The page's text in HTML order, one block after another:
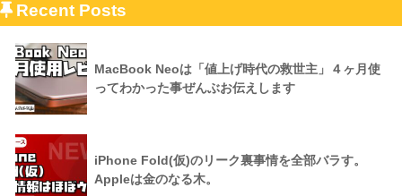
Recent Posts
MacBook Neoは「値上げ時代の救世主」４ヶ月使
ってわかった事ぜんぶお伝えします
iPhone Fold(仮)のリーク裏事情を全部バラす。
Appleは金のなる木。